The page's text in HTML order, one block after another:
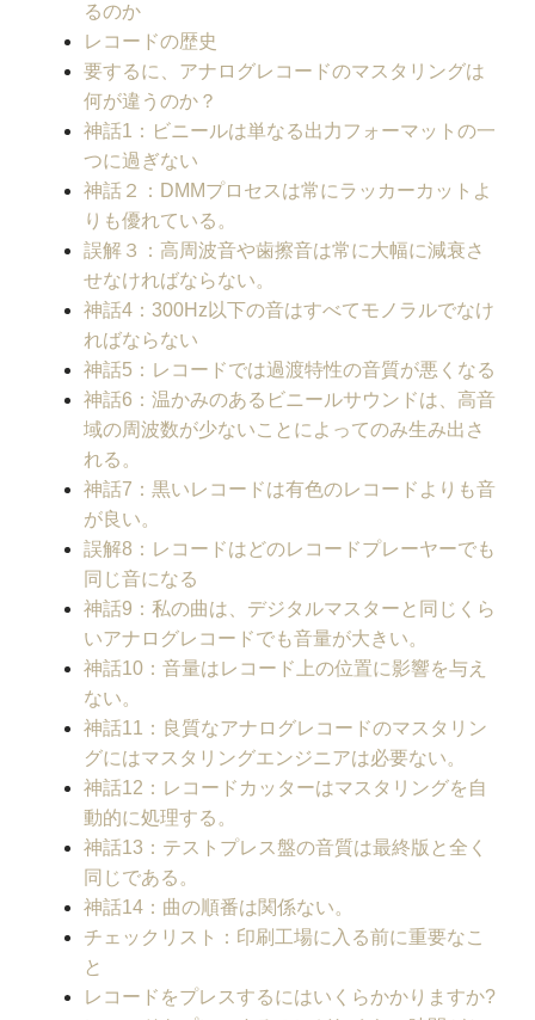
るのか
レコードの歴史
要するに、アナログレコードのマスタリングは
何が違うのか？
神話1：ビニールは単なる出力フォーマットの一
つに過ぎない
神話２：DMMプロセスは常にラッカーカットよ
りも優れている。
誤解３：高周波音や歯擦音は常に大幅に減衰さ
せなければならない。
神話4：300Hz以下の音はすべてモノラルでなけ
ればならない
神話5：レコードでは過渡特性の音質が悪くなる
神話6：温かみのあるビニールサウンドは、高音
域の周波数が少ないことによってのみ生み出さ
れる。
神話7：黒いレコードは有色のレコードよりも音
が良い。
誤解8：レコードはどのレコードプレーヤーでも
同じ音になる
神話9：私の曲は、デジタルマスターと同じくら
いアナログレコードでも音量が大きい。
神話10：音量はレコード上の位置に影響を与え
ない。
神話11：良質なアナログレコードのマスタリン
グにはマスタリングエンジニアは必要ない。
神話12：レコードカッターはマスタリングを自
動的に処理する。
神話13：テストプレス盤の音質は最終版と全く
同じである。
神話14：曲の順番は関係ない。
チェックリスト：印刷工場に入る前に重要なこ
と
レコードをプレスするにはいくらかかりますか?